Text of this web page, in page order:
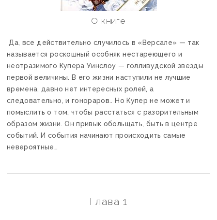
О книге
Да, все действительно случилось в «Версале» — так
называется роскошный особняк нестареющего и
неотразимого Купера Уинслоу — голливудской звезды
первой величины. В его жизни наступили не лучшие
времена, давно нет интересных ролей, а
следовательно, и гонораров.. Но Купер не может и
помыслить о том, чтобы расстаться с разорительным
образом жизни. Он привык обольщать, быть в центре
событий. И события начинают происходить самые
невероятные…
Глава 1